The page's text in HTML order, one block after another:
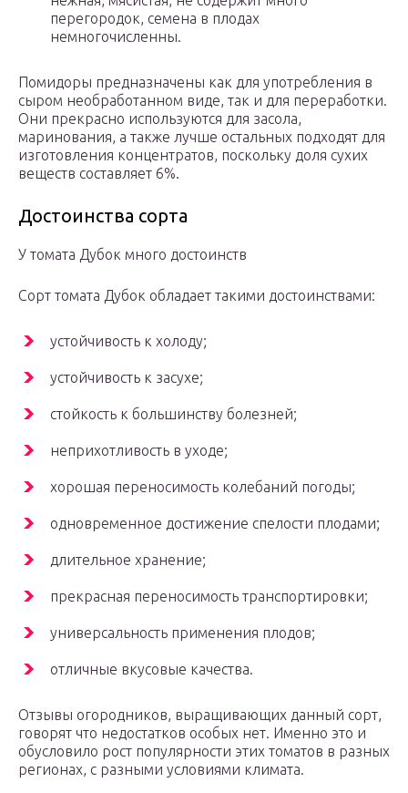
перегородок, семена в плодах
немногочисленны.
Помидоры предназначены как для употребления в
сыром необработанном виде, так и для переработки.
Они прекрасно используются для засола,
маринования, а также лучше остальных подходят для
изготовления концентратов, поскольку доля сухих
веществ составляет 6%.
Достоинства сорта
У томата Дубок много достоинств
Сорт томата Дубок обладает такими достоинствами:
устойчивость к холоду;
устойчивость к засухе;
стойкость к большинству болезней;
неприхотливость в уходе;
хорошая переносимость колебаний погоды;
одновременное достижение спелости плодами;
длительное хранение;
прекрасная переносимость транспортировки;
универсальность применения плодов;
отличные вкусовые качества.
Отзывы огородников, выращивающих данный сорт,
говорят что недостатков особых нет. Именно это и
обусловило рост популярности этих томатов в разных
регионах, с разными условиями климата.